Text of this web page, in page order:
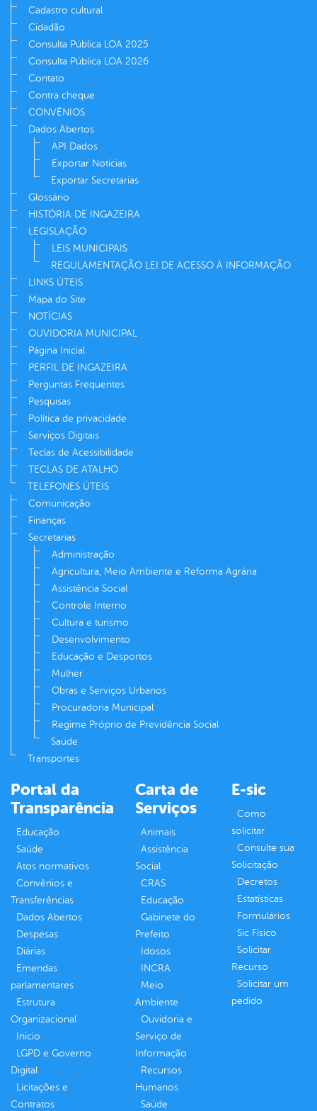
Cadastro cultural
Cidadão
Consulta Pública LOA 2025
Consulta Pública LOA 2026
Contato
Contra cheque
CONVÊNIOS
Dados Abertos
API Dados
Exportar Notícias
Exportar Secretarias
Glossário
HISTÓRIA DE INGAZEIRA
LEGISLAÇÃO
LEIS MUNICIPAIS
REGULAMENTAÇÃO LEI DE ACESSO À INFORMAÇÃO
LINKS ÚTEIS
Mapa do Site
NOTÍCIAS
OUVIDORIA MUNICIPAL
Página Inicial
PERFIL DE INGAZEIRA
Perguntas Frequentes
Pesquisas
Política de privacidade
Serviços Digitais
Teclas de Acessibilidade
TECLAS DE ATALHO
TELEFONES ÚTEIS
Comunicação
Finanças
Secretarias
Administração
Agricultura, Meio Ambiente e Reforma Agrária
Assistência Social
Controle Interno
Cultura e turismo
Desenvolvimento
Educação e Desportos
Mulher
Obras e Serviços Urbanos
Procuradoria Municipal
Regime Próprio de Previdência Social
Saúde
Transportes
Portal da
Transparência
Educação
Saúde
Atos normativos
Convênios e
Transferências
Dados Abertos
Despesas
Diárias
Emendas
parlamentares
Estrutura
Organizacional
Inicio
LGPD e Governo
Digital
Licitações e
Contratos
Carta de
Serviços
Animais
Assistência
Social
CRAS
Educação
Gabinete do
Prefeito
Idosos
INCRA
Meio
Ambiente
Ouvidoria e
Serviço de
Informação
Recursos
Humanos
Saúde
E-sic
Como
solicitar
Consulte sua
Solicitação
Decretos
Estatísticas
Formulários
Sic Físico
Solicitar
Recurso
Solicitar um
pedido